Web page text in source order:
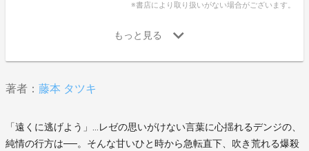
※書店により取り扱いがない場合がございます。
著者： 藤本 タツキ
「遠くに逃げよう」…レゼの思いがけない言葉に心揺れるデンジの、
純情の行方は──。そんな甘いひと時から急転直下、吹き荒れる爆殺